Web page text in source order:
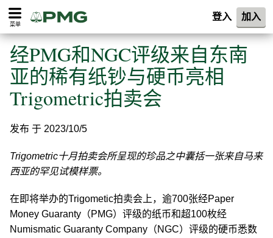
菜单
登入 加入
经PMG和NGC评级来自东南
亚的稀有纸钞与硬币亮相
Trigometric拍卖会
发布 于 2023/10/5
Trigometric十月拍卖会所呈现的珍品之中囊括一张来自马来
西亚的罕见试模样票。
在即将举办的Trigometic拍卖会上，逾700张经Paper
Money Guaranty（PMG）评级的纸币和超100枚经
Numismatic Guaranty Company（NGC）评级的硬币悉数